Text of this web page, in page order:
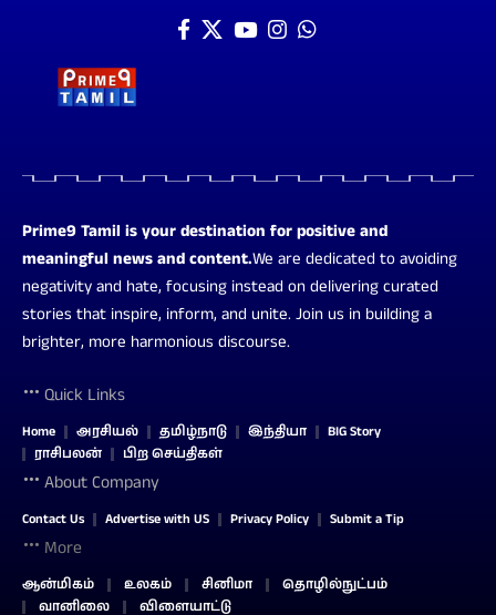
Prime9 Tamil is your destination for positive and
meaningful news and content.We are dedicated to avoiding
negativity and hate, focusing instead on delivering curated
stories that inspire, inform, and unite. Join us in building a
brighter, more harmonious discourse.
Quick Links
Home அரசியல் தமிழ்நாடு இந்தியா
BIG Story
ராசிபலன்
பிற செய்திகள்
About Company
Contact Us Advertise with US Privacy Policy Submit a Tip
More
ஆன்மிகம் உலகம் சினிமா
தொழில்நுட்பம்
வானிலை
விளையாட்டு